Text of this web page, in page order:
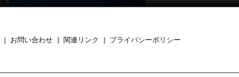
お問い合わせ 関連リンク プライバシーポリシー